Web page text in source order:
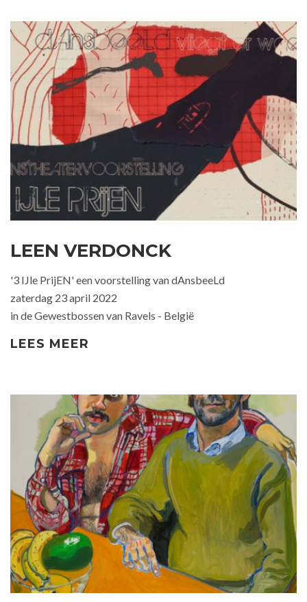
LEEN VERDONCK
'3 IJle PrijEN' een voorstelling van dAnsbeeLd
zaterdag 23 april 2022
in de Gewestbossen van Ravels - België
LEES MEER